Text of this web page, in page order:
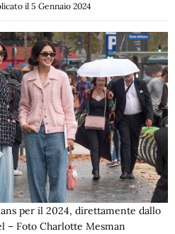
il5 Gennaio 2024
per il 2024, direttamente dallo
– Foto Charlotte Mesman